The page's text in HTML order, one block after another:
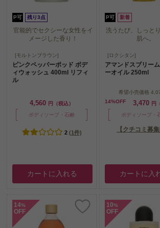
P可 残り3点
官能的でセクシーな女性をイ
メージした香り！
官能的でセクシーな女性をイ
メージした香り！
[モルトンブラウン]
ピンクペッパーポッド ボデ
ィウォッシュ 400ml リフィ
ル
4,560 円（税込）
ボディソープ・石鹸
2 (1件)
カートに入れる
P可 新着
洗うたび、しっと
肌へ。
洗うたび、しっと
肌へ。
[ロクシタン]
アマンドスブリー
ーオイル 250ml
希望小売価格
14%OFF
3,470 円
ボディソープ・
【クチコミ募集
カートに入
14%
OFF
10%
OFF